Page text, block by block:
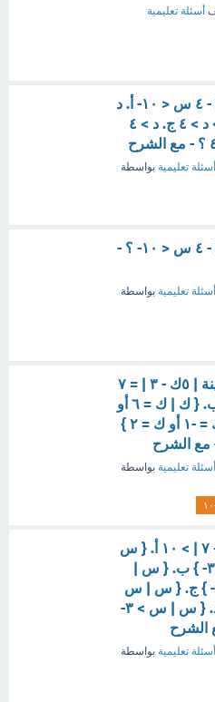
أسئلة تعليمية
حل المتباينة ٦- < ٢ - ٤ س < ١٠- أ. د
> ٣ أو د < ٤ ب. ٣ > د > ٤ ج. د > ٤
أسئلة تعليمية بواسطة
حل المتباينة ٦- < ٢ - ٤ س < ١٠- ؟ -
أسئلة تعليمية بواسطة
مجموعة حل المتباينة | ٥ك - ٣ | = ٧
أ. { ك | ك < -١٠ } ب. { ك | ك = ٦ أو
ك = -٤ } ج. { ك | ك = -١ أو ك = ٢ }
أسئلة تعليمية بواسطة
حل المتباينة | س + ٧ | > ١٠ أ. { س
| س > ١٧ أو س < ٣- } ب. { س |
س > ٣ أو س < ١٧- } ج. { س | س
> ١٧- أو س < ٣ } د. { س | س > ٣-
أسئلة تعليمية بواسطة